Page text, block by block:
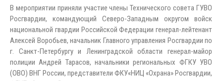
В мероприятии приняли участие члены Технического совета ГУВО
Росгвардии, командующий Северо-Западным округом войск
национальной гвардии Российской Федерации генерал-лейтенант
Алексей Воробьев, начальник Главного управления Росгвардии по
г. Санкт-Петербургу и Ленинградской области генерал-майор
полиции Андрей Тарасов, начальники региональных ФГКУ УВО
(ОВО) ВНГ России, представители ФКУ«НИЦ «Охрана» Росгвардии,